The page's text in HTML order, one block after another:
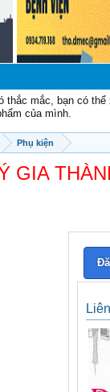
thắc mắc, bạn có
của mình.
Phụ kiện
GIA